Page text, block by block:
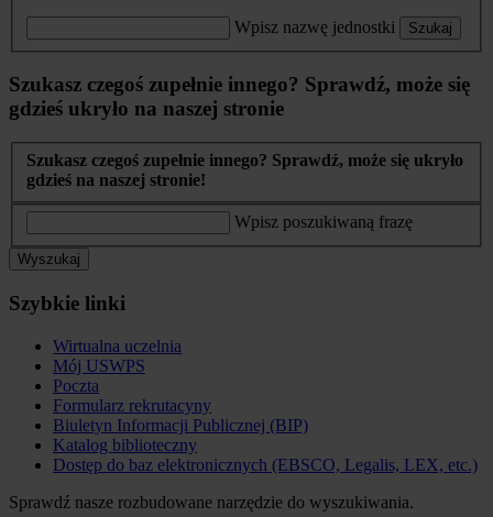
Wpisz nazwę jednostki Szukaj
Szukasz czegoś zupełnie innego? Sprawdź, może się
gdzieś ukryło na naszej stronie
Szukasz czegoś zupełnie innego? Sprawdź, może się ukryło
gdzieś na naszej stronie!
Wpisz poszukiwaną frazę
Wyszukaj
Szybkie linki
Wirtualna uczelnia
Mój USWPS
Poczta
Formularz rekrutacyny
Biuletyn Informacji Publicznej (BIP)
Katalog biblioteczny
Dostęp do baz elektronicznych (EBSCO, Legalis, LEX, etc.)
Sprawdź nasze rozbudowane narzędzie do wyszukiwania.